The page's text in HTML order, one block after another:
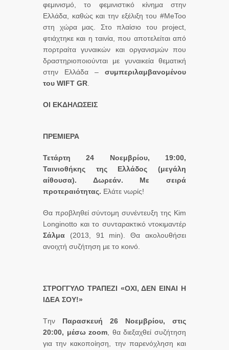
φεμινισμό, το φεμινιστικό κίνημα στην
Ελλάδα, καθώς και την εξέλιξη του #MeToo
στη χώρα μας. Στο πλαίσιο του project,
φτιάχτηκε και η ταινία, που αποτελείται από
πορτραίτα γυναικών και οργανισμών που
δραστηριοποιούνται με γυναικεία θεματική
στην Ελλάδα – συμπεριλαμβανομένου
του WIFT GR.
ΟΙ ΕΚΔΗΛΩΣΕΙΣ
ΠΡΕΜΙΕΡΑ
Τετάρτη 24 Νοεμβρίου, 19:00,
Ταινιοθήκης της Ελλάδος (μεγάλη
αίθουσα). Δωρεάν. Με σειρά
προτεραιότητας. Ελάτε νωρίς!
Θα προβληθεί σύντομη συνέντευξη της Kim
Longinotto και το συνταρακτικό ντοκιμαντέρ
Σάλμα (2013, 91 min). Θα ακολουθήσει
ανοιχτή συζήτηση με το κοινό.
ΣΤΡΟΓΓΥΛΟ ΤΡΑΠΕΖΙ «ΟΧΙ, ΔΕΝ ΕΙΝΑΙ Η
ΙΔΕΑ ΣΟΥ!»
Tην
Παρασκευή 26 Νοεμβρίου, στις
20:00, μέσω zoom, θα διεξαχθεί συζήτηση
για την κακοποίηση, την παρενόχληση και